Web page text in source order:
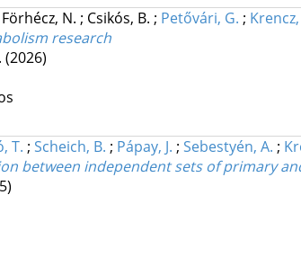
Förhécz, N. ; Csikós, B. ; Petővári, G. ; Krencz,
research
(2026)
T. ; Scheich, B. ; Pápay, J. ; Sebestyén, A. ;
between independent sets of primary